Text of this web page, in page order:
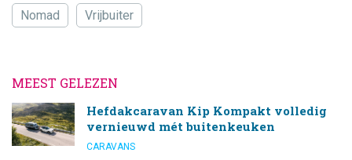
Nomad Vrijbuiter
MEEST GELEZEN
Hefdakcaravan Kip Kompakt volledig
vernieuwd mét buitenkeuken
CARAVANS